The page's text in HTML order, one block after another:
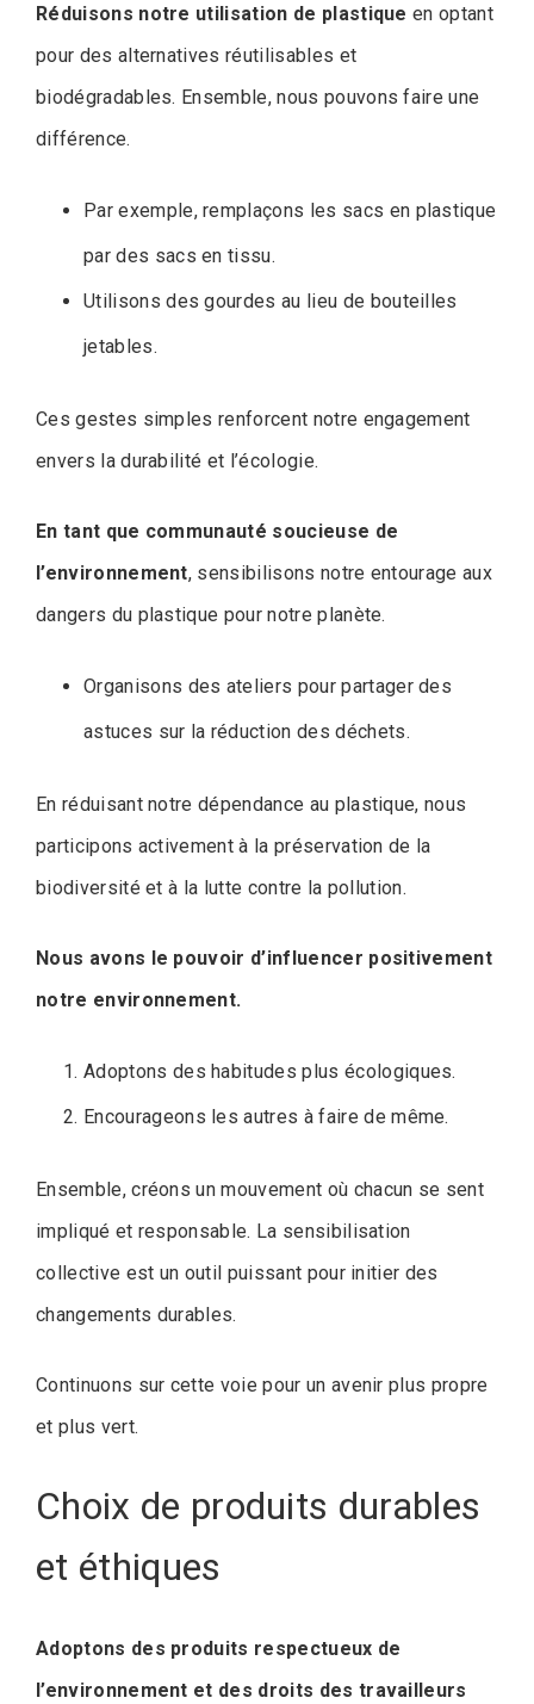
Réduisons notre utilisation de plastique en optant
pour des alternatives réutilisables et
biodégradables. Ensemble, nous pouvons faire une
différence.
Par exemple, remplaçons les sacs en plastique
par des sacs en tissu.
Utilisons des gourdes au lieu de bouteilles
jetables.
Ces gestes simples renforcent notre engagement
envers la durabilité et l’écologie.
En tant que communauté soucieuse de
l’environnement, sensibilisons notre entourage aux
dangers du plastique pour notre planète.
Organisons des ateliers pour partager des
astuces sur la réduction des déchets.
En réduisant notre dépendance au plastique, nous
participons activement à la préservation de la
biodiversité et à la lutte contre la pollution.
Nous avons le pouvoir d’influencer positivement
notre environnement.
Adoptons des habitudes plus écologiques.
Encourageons les autres à faire de même.
Ensemble, créons un mouvement où chacun se sent
impliqué et responsable. La sensibilisation
collective est un outil puissant pour initier des
changements durables.
Continuons sur cette voie pour un avenir plus propre
et plus vert.
Choix de produits durables
et éthiques
Adoptons des produits respectueux de
l’environnement et des droits des travailleurs